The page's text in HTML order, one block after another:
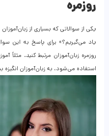
روزمره
یکی از سوالاتی که بسیاری از
یاد می‌گیریم؟» برای پاسخ به این
روزمره زبان‌آموزان مرتبط کنید. مثلاً
استفاده می‌شود، به زبان‌آموزان